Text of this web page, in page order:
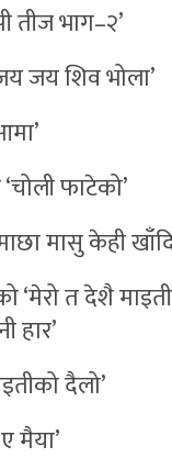
तीज भाग–२’
जय शिव भोला’
फाटेको’
मासु केही
‘मेरो त देशै
हार’
दैलो’
मैया’